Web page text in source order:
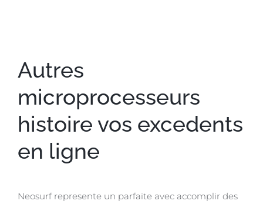
Autres
microprocesseurs
histoire vos excedents
en ligne
Neosurf represente un parfaite avec accomplir des